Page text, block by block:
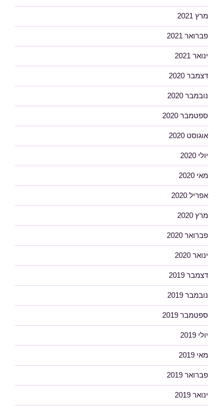
מרץ 2021
פברואר 2021
ינואר 2021
דצמבר 2020
נובמבר 2020
ספטמבר 2020
אוגוסט 2020
יולי 2020
מאי 2020
אפריל 2020
מרץ 2020
פברואר 2020
ינואר 2020
דצמבר 2019
נובמבר 2019
ספטמבר 2019
יולי 2019
מאי 2019
פברואר 2019
ינואר 2019